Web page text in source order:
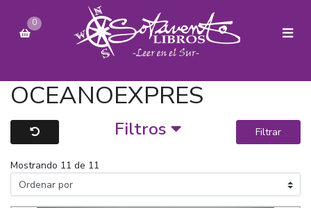
0
OCEANOEXPRES
Filtros Filtrar
Mostrando 11 de 11